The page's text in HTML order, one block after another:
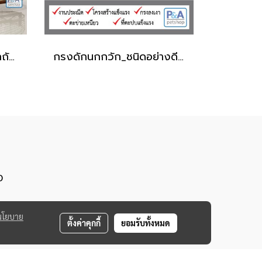
กรงดักนกบินหลา_ทรงรถถัง [ชนิดดัก2ทาง] กรงดักนกกวัก_ชนิดอย่างดี [งานสวย]
ยบาย
ตั้งค่าคุกกี้ ยอมรับทั้งหมด